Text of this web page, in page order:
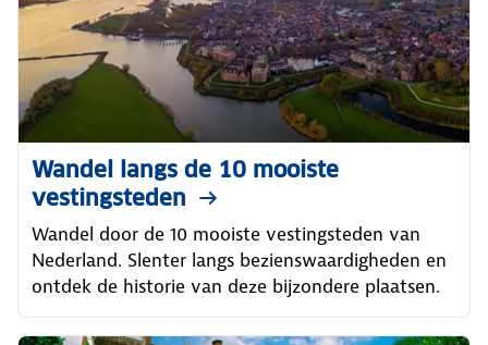
Wandel langs de 10 mooiste
vestingsteden
Wandel door de 10 mooiste vestingsteden van
Nederland. Slenter langs bezienswaardigheden en
ontdek de historie van deze bijzondere plaatsen.